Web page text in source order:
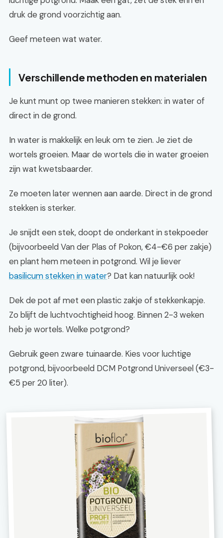
druk de grond voorzichtig aan.
Geef meteen wat water.
Verschillende methoden en materialen
Je kunt munt op twee manieren stekken: in water of
direct in de grond.
In water is makkelijk en leuk om te zien. Je ziet de
wortels groeien. Maar de wortels die in water groeien
zijn wat kwetsbaarder.
Ze moeten later wennen aan aarde. Direct in de grond
stekken is sterker.
Je snijdt een stek, doopt de onderkant in stekpoeder
(bijvoorbeeld Van der Plas of Pokon, €4-€6 per zakje)
en plant hem meteen in potgrond. Wil je liever
basilicum stekken in water? Dat kan natuurlijk ook!
Dek de pot af met een plastic zakje of stekkenkapje.
Zo blijft de luchtvochtigheid hoog. Binnen 2-3 weken
heb je wortels. Welke potgrond?
Gebruik geen zware tuinaarde. Kies voor luchtige
potgrond, bijvoorbeeld DCM Potgrond Universeel (€3-
€5 per 20 liter).